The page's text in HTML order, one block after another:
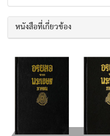
หนังสือที่เกี่ยวข้อง